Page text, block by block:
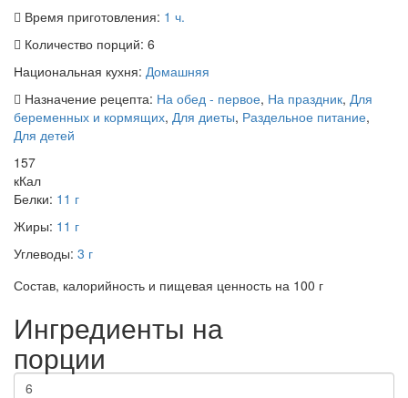
Время приготовления: 1 ч.
Количество порций: 6
Национальная кухня: Домашняя
Назначение рецепта: На обед - первое, На праздник, Для
беременных и кормящих, Для диеты, Раздельное питание,
Для детей
157
кКал
Белки: 11 г
Жиры: 11 г
Углеводы: 3 г
Состав, калорийность и пищевая ценность на 100 г
Ингредиенты на
порции